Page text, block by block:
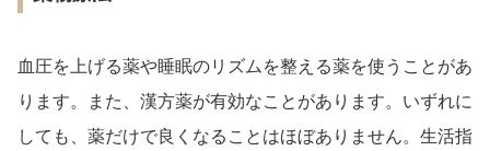
血圧を上げる薬や睡眠のリズムを整える薬を使うことがあ
ります。また、漢方薬が有効なことがあります。いずれに
しても、薬だけで良くなることはほぼありません。生活指